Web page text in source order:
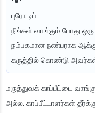
புரோ டிப்
நீங்கள் வாங்கும் போது
நம்பகமான நண்பராக
கருத்தில் கொண்டு
மருத்துவக் காப்பீட்டை
அல்ல. காப்பீட்டாளர்கள்